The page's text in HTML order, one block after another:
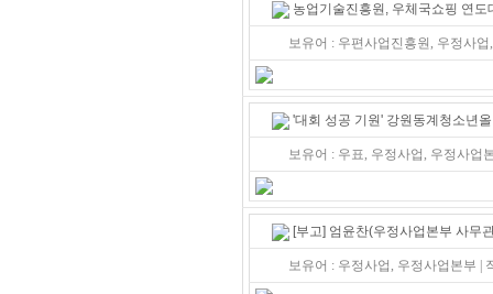
농업기술진흥원, 우체국쇼핑 연도
보유어 : 우편사업진흥원, 우정사
'대회 성공 기원' 강원동계청소년
보유어 : 우표, 우정사업, 우정사
[부고] 엄윤찬(우정사업본부 사무
보유어 : 우정사업, 우정사업본부